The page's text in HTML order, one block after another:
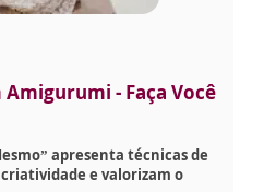
- Faça Você
apresenta técnicas de
e valorizam o